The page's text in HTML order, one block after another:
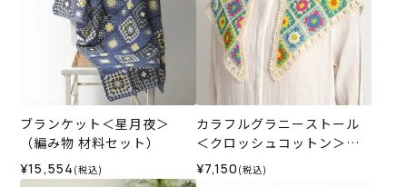
ブランケット＜星月夜＞
（編み物 材料セット）
¥15,554 (税込)
カラフルグラニーストール
＜クロッシュコットン＞
（編み物 材料セット）
¥7,150 (税込)